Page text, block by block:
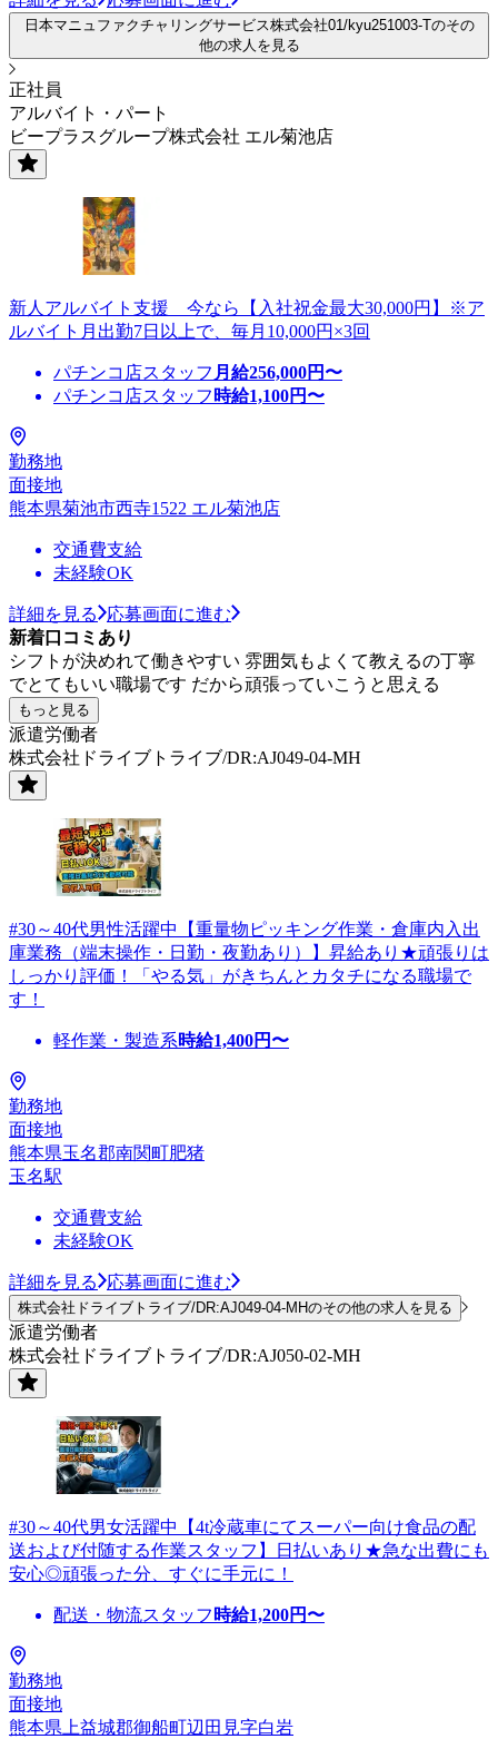
日本マニュファクチャリングサービス株式会社01/kyu251003-Tのその
他の求人を見る
正社員
アルバイト・パート
ビープラスグループ株式会社 エル菊池店
新人アルバイト支援 今なら【入社祝金最大30,000円】※ア
ルバイト月出勤7日以上で、毎月10,000円×3回
パチンコ店スタッフ 月給256,000円〜
パチンコ店スタッフ 時給1,100円〜
勤務地
面接地
熊本県菊池市西寺1522 エル菊池店
交通費支給
未経験OK
詳細を見る
応募画面に進む
新着口コミあり
シフトが決めれて働きやすい 雰囲気もよくて教えるの丁寧
でとてもいい職場です だから頑張っていこうと思える
もっと見る
派遣労働者
株式会社ドライブトライブ/DR:AJ049-04-MH
#30～40代男性活躍中【重量物ピッキング作業・倉庫内入出
庫業務（端末操作・日勤・夜勤あり）】昇給あり★頑張りは
しっかり評価！「やる気」がきちんとカタチになる職場で
す！
軽作業・製造系時給1,400円〜
勤務地
面接地
熊本県玉名郡南関町肥猪
玉名駅
交通費支給
未経験OK
詳細を見る 応募画面に進む
株式会社ドライブトライブ/DR:AJ049-04-MHのその他の求人を見る
派遣労働者
株式会社ドライブトライブ/DR:AJ050-02-MH
#30～40代男女活躍中【4t冷蔵車にてスーパー向け食品の配
送および付随する作業スタッフ】日払いあり★急な出費にも
安心◎頑張った分、すぐに手元に！
配送・物流スタッフ 時給1,200円〜
勤務地
面接地
熊本県上益城郡御船町辺田見字白岩